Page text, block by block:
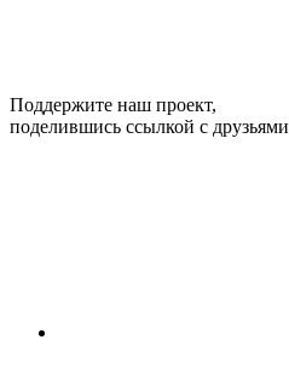
Поддержите наш проект,
поделившись ссылкой с друзьями